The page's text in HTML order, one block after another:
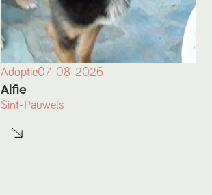
Adoptie07-08-2026
Alfie
Sint-Pauwels